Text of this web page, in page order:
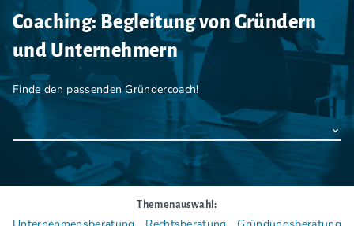
Coaching: Begleitung von Gründern
und Unternehmern
Finde den passenden Gründercoach!
Coaching ist eine spezielle Beratungsform, welche strukturierte
Gespräche zwischen einem Klienten und seinem
Sparringspartner zum Inhalt hat. Je nach eingesetzter Methode
wird zwischen Einzelcoaching, Teamcoaching und
Projektcoaching unterschieden.Themenauswahl: